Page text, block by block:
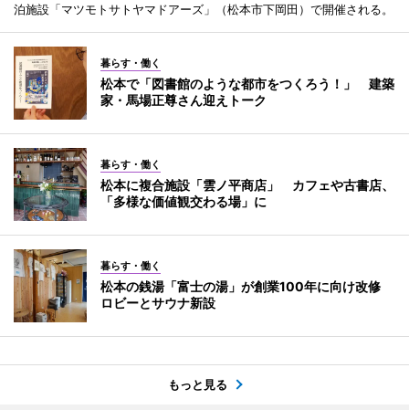
泊施設「マツモトサトヤマドアーズ」（松本市下岡田）で開催される。
暮らす・働く
松本で「図書館のような都市をつくろう！」 建築
家・馬場正尊さん迎えトーク
暮らす・働く
松本に複合施設「雲ノ平商店」 カフェや古書店、
「多様な価値観交わる場」に
暮らす・働く
松本の銭湯「富士の湯」が創業100年に向け改修
ロビーとサウナ新設
もっと見る